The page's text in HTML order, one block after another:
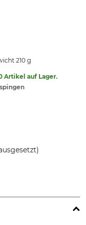
210 g
Artikel auf Lager.